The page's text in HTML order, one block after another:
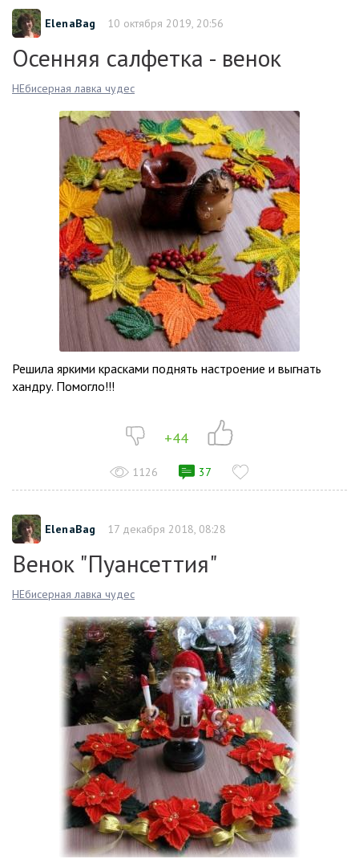
ElenaBag 10 октября 2019, 20:56
Осенняя салфетка - венок
НЕбисерная лавка чудес
Решила яркими красками поднять настроение и выгнать
хандру. Помогло!!!
+44
1126 37
ElenaBag 17 декабря 2018, 08:28
Венок "Пуансеттия"
НЕбисерная лавка чудес